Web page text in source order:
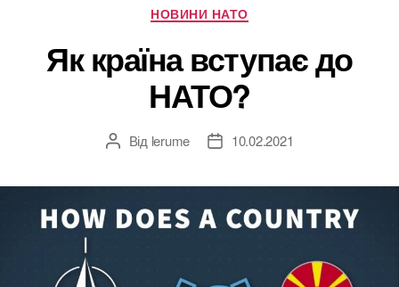
Новини
про
НАТО
в
Україні
Категорії
НОВИНИ НАТО
Як країна вступає до
НАТО?
Автор
Від lerume
Дата10.02.2021